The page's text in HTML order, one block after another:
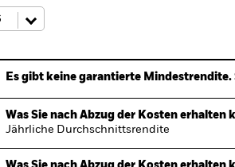
Es gibt keine garantierte
Was Sie nach Abzug der Kosten erhalten
Jährliche Durchschnittsrendite